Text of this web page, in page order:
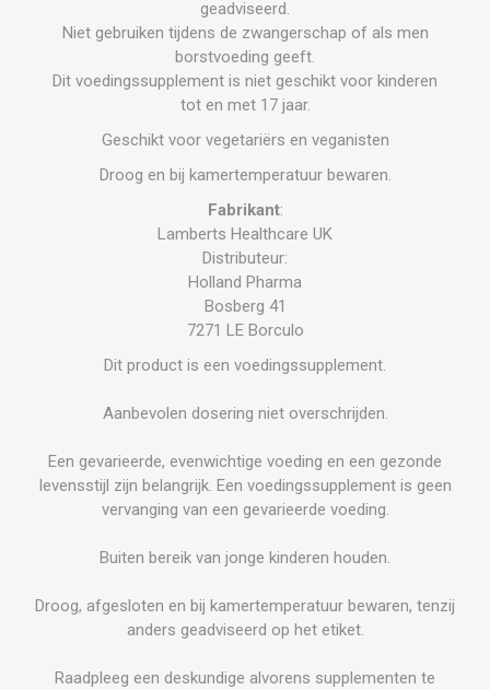
geadviseerd.
Niet gebruiken tijdens de zwangerschap of als men
borstvoeding geeft.
Dit voedingssupplement is niet geschikt voor kinderen
tot en met 17 jaar.
Geschikt voor vegetariërs en veganisten
Droog en bij kamertemperatuur bewaren.
Fabrikant:
Lamberts Healthcare UK
Distributeur:
Holland Pharma
Bosberg 41
7271 LE Borculo
Dit product is een voedingssupplement.
Aanbevolen dosering niet overschrijden.
Een gevarieerde, evenwichtige voeding en een gezonde
levensstijl zijn belangrijk. Een voedingssupplement is geen
vervanging van een gevarieerde voeding.
Buiten bereik van jonge kinderen houden.
Droog, afgesloten en bij kamertemperatuur bewaren, tenzij
anders geadviseerd op het etiket.
Raadpleeg een deskundige alvorens supplementen te